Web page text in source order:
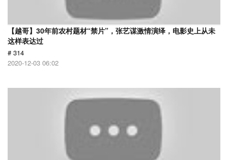
【越哥】30年前农村题材“禁片”，张艺谋激情演绎，电影史上从未
这样表达过
# 314
2020-12-03 06:02